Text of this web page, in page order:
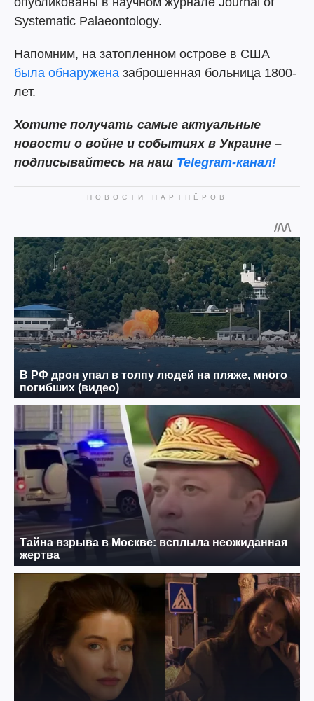
Systematic Palaeontology.
Напомним, на затопленном острове в США
была обнаружена заброшенная больница 1800-
лет.
Хотите получать самые актуальные
новости о войне и событиях в Украине –
подписывайтесь на наш Telegram-канал!